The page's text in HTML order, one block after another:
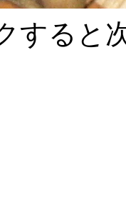
すると